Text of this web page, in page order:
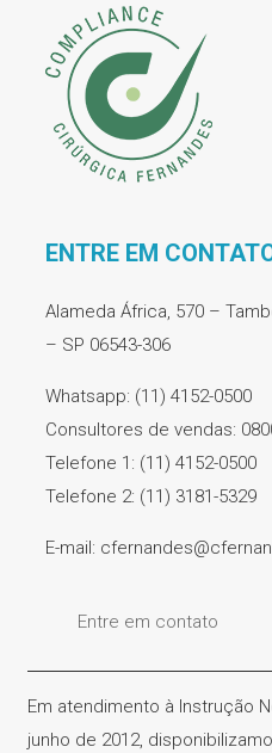
ENTRE EM
Alameda África, 570 –
– SP 06543-306
Whatsapp: (11) 4152-0500
Consultores de vendas:
Telefone 1: (11) 4152-0500
Telefone 2: (11) 3181-5329
E-mail:
Entre em contato
Em atendimento à Instrução
junho de 2012,